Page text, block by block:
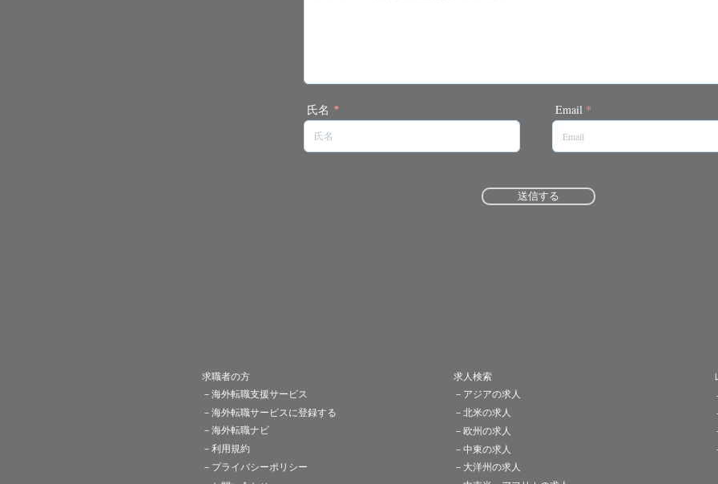
氏名 Email
送信する
求職者の方
－海外転職支援サービス
－海外転職サービスに登録する
－海外転職ナビ
－利用規約
－プライバシーポリシー
求人検索
－アジアの求人
－北米の求人
－欧州の求人
－中東の求人
－大洋州の求人